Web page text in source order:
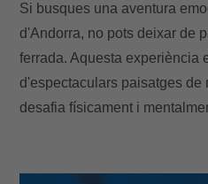
Si busques una aventura
d'Andorra, no pots deixar de
ferrada. Aquesta experiència
d'espectaculars paisatges de
desafia físicament i